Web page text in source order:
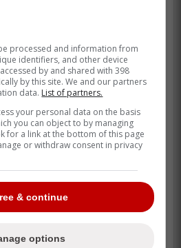
Rumeurs De
pour Cayden
processed and information from
identifiers, and other device
by and shared with 398
by this site. We and our partners
data. List of partners.
your personal data on the basis
you can object to by managing
for a link at the bottom of this page
or withdraw consent in privacy
& continue
options